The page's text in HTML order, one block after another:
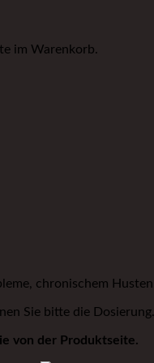
im Warenkorb.
chronischem
Sie bitte die Dosierung.
von der Produktseite.